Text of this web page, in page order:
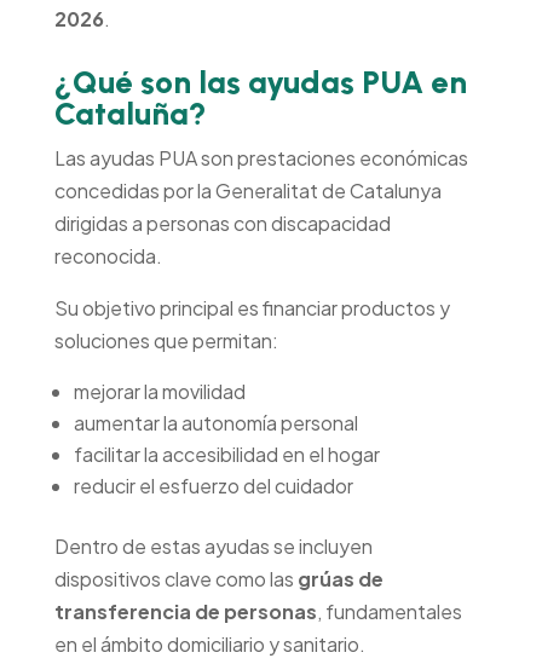
2026.
¿Qué son las ayudas PUA en
Cataluña?
Las ayudas PUA son prestaciones económicas
concedidas por la Generalitat de Catalunya
dirigidas a personas con discapacidad
reconocida.
Su objetivo principal es financiar productos y
soluciones que permitan:
mejorar la movilidad
aumentar la autonomía personal
facilitar la accesibilidad en el hogar
reducir el esfuerzo del cuidador
Dentro de estas ayudas se incluyen
dispositivos clave como las grúas de
transferencia de personas, fundamentales
en el ámbito domiciliario y sanitario.